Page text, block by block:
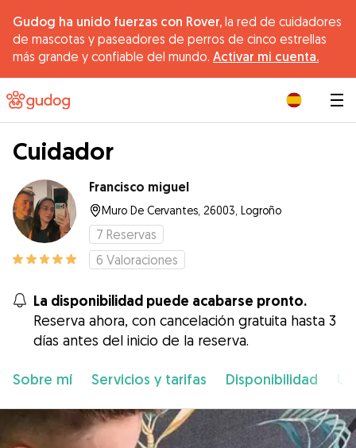
Gudog ha unido fuerzas con Rover, la red de cuidadores
de mascotas y paseadores de perros de cinco estrellas
más grande y confiable del mundo. Activar mi cuenta.
Cuidador
Francisco miguel
Muro De Cervantes, 26003, Logroño
7 Reservas
6 Valoraciones
La disponibilidad puede acabarse pronto.
Reserva ahora, con cancelación gratuita hasta 3
días antes del inicio de la reserva.
Sobre mí Servicios y tarifas Disponibilidad